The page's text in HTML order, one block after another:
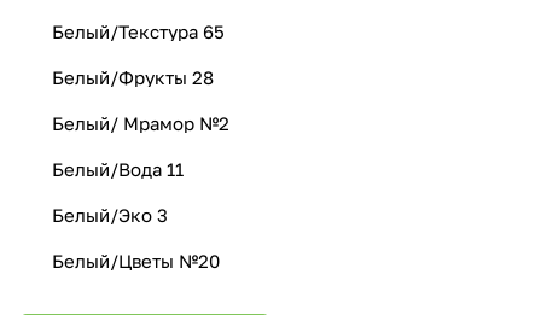
Белый/Текстура 65
Белый/Фрукты 28
Белый/ Мрамор №2
Белый/Вода 11
Белый/Эко 3
Белый/Цветы №20